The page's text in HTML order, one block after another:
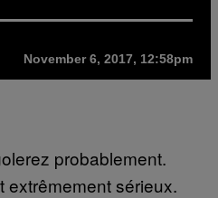
November 6, 2017, 12:58pm
probablement.
extrêmement sérieux.